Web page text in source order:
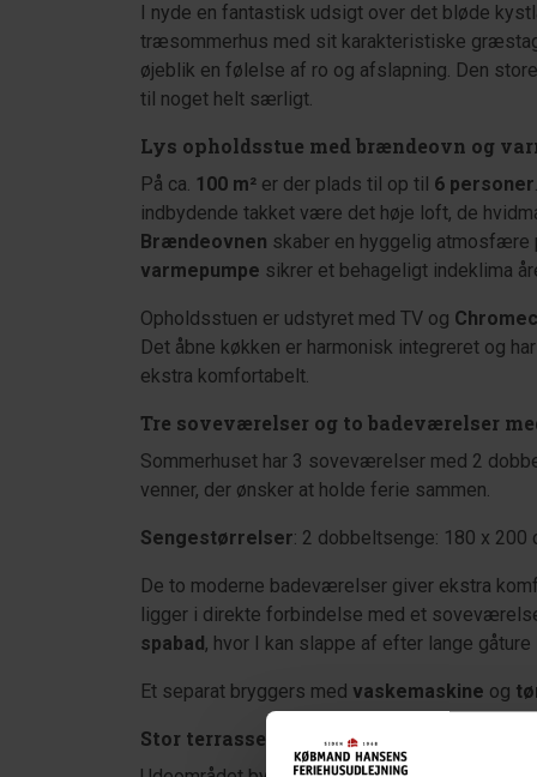
I nyde en fantastisk udsigt over det bløde
træsommerhus med sit karakteristiske
øjeblik en følelse af ro og afslapning. Den
til noget helt særligt.
Lys opholdsstue med brændeovn og
På ca. 100 m² er der plads til op til 6 personer
indbydende takket være det høje loft, de
Brændeovnen skaber en hyggelig atmosfære
varmepumpe sikrer et behageligt indeklima
Opholdsstuen er udstyret med TV og
Det åbne køkken er harmonisk integreret og
ekstra komfortabelt.
Tre soveværelser og to badeværelser
Sommerhuset har 3 soveværelser med 2
venner, der ønsker at holde ferie sammen.
Sengestørrelser: 2 dobbeltsenge: 180 x 200
De to moderne badeværelser giver ekstra
ligger i direkte forbindelse med et
spabad, hvor I kan slappe af efter lange
Et separat bryggers med vaskemaskine og
Stor terrasse med udsigt over klitterne